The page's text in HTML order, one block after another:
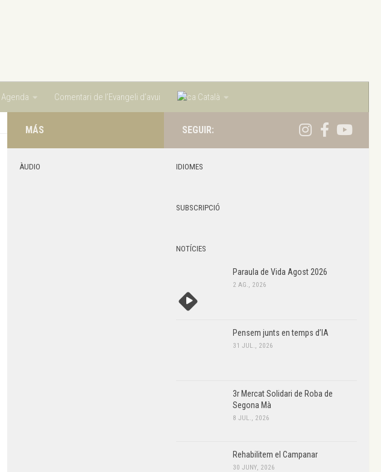
Agenda Comentari de l’Evangeli d’avui Català
SEGUIR:
IDIOMES
SUBSCRIPCIÓ
NOTÍCIES
Paraula de Vida Agost 2026
2 AG., 2026
Pensem junts en temps d’IA
31 JUL., 2026
3r Mercat Solidari de Roba de
Segona Mà
8 JUL., 2026
Rehabilitem el Campanar
30 JUNY, 2026
MÁS
ÀUDIO